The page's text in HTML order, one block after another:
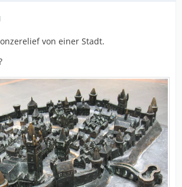
von einer Stadt.